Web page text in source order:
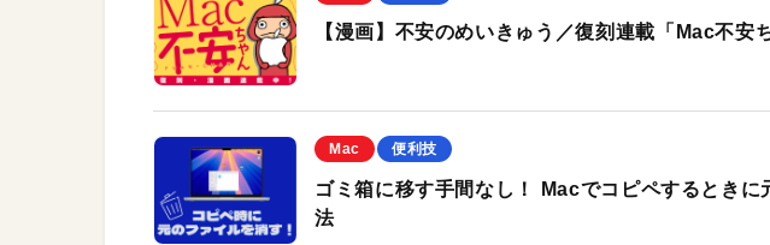
【漫画】不安のめいきゅう／復刻連載「Mac不安
Mac 便利技
ゴミ箱に移す手間なし！ Macでコピペするときに
法